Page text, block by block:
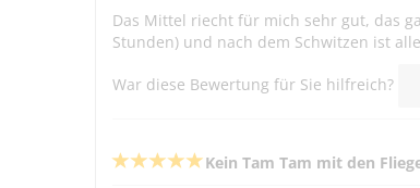
Das Mittel riecht für mich sehr gut, das
Stunden) und nach dem Schwitzen ist
War diese Bewertung für Sie hilfreich?
Kein Tam Tam mit den